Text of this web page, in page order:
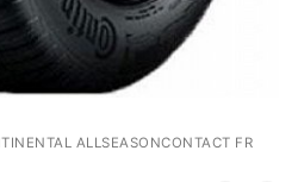
ALLSEASONCONTACT FR